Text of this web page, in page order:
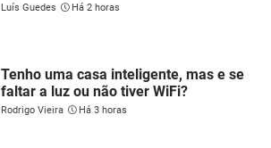
Luís Guedes Há 2 horas
Tenho uma casa inteligente, mas e se
faltar a luz ou não tiver WiFi?
Rodrigo Vieira Há 3 horas